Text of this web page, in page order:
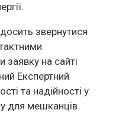
звернутися
на сайті
Експертний
та надійності у
для мешканців